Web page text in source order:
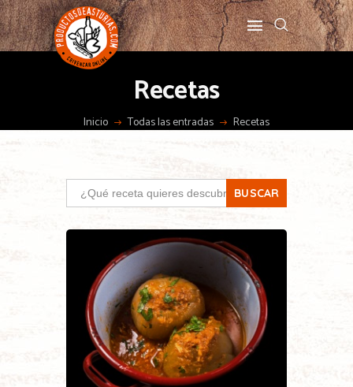
Recetas
Inicio Todas las entradas Recetas
Search